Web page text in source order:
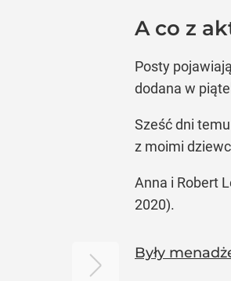
A co z
Posty
dodana w
Sześć dni
z moimi
Anna i Robert
2020).
Były